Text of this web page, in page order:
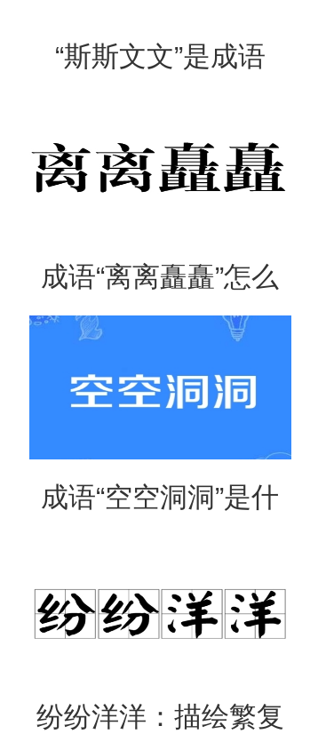
“斯斯文文”是成语
成语“离离矗矗”怎么
成语“空空洞洞”是什
纷纷洋洋：描绘繁复